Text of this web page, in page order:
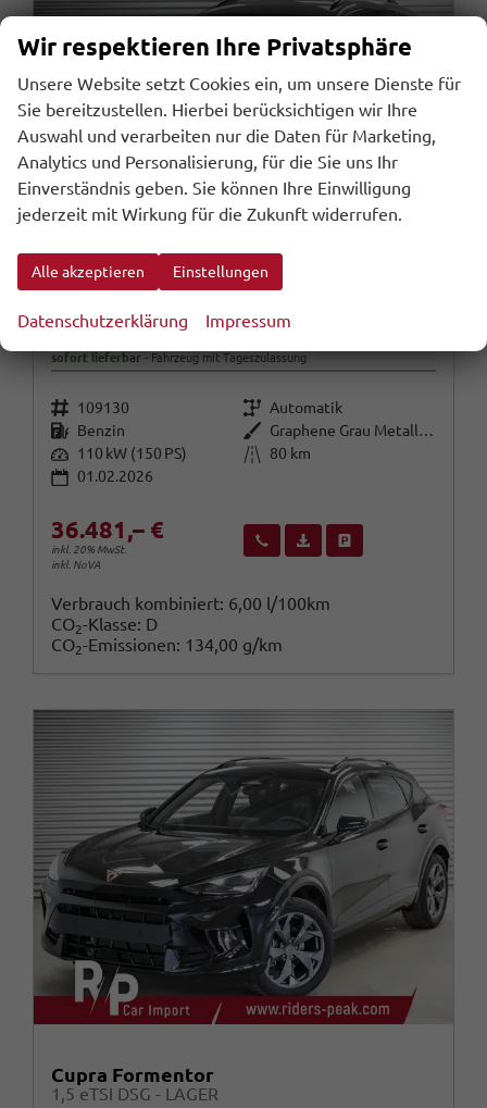
Cupra Formentor
1,5 eTSI DSG - LAGER
sofort lieferbar Fahrzeug mit Tageszulassung
Fahrzeugnr. 109130 Getriebe Automatik
Kraftstoff Benzin Außenfarbe
Graphene Grau Metallic (R6)
Leistung 110 kW (150 PS) Kilometerstand
80 km
01.02.2026
36.481,– €
inkl. 20% MwSt.
inkl. NoVA
Wir rufen Sie anFahrzeugexposé (PDF)
Verbrauch kombiniert: 6,00 l/100km
CO2-Klasse: D
CO2-Emissionen: 134,00 g/km
Cupra Formentor
1,5 eTSI DSG - LAGER
Wir respektieren Ihre Privatsphäre
Unsere Website setzt Cookies ein, um unsere Dienste für
Sie bereitzustellen. Hierbei berücksichtigen wir Ihre
Auswahl und verarbeiten nur die Daten für Marketing,
Analytics und Personalisierung, für die Sie uns Ihr
Einverständnis geben. Sie können Ihre Einwilligung
jederzeit mit Wirkung für die Zukunft widerrufen.
Alle akzeptieren Einstellungen
Datenschutzerklärung Impressum